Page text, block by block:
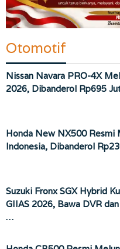
Otomotif
Nissan Navara PRO-4X
2026, Dibanderol Rp695
Honda New NX500 Resmi
Indonesia, Dibanderol
Suzuki Fronx SGX Hybrid
GIIAS 2026, Bawa DVR
…